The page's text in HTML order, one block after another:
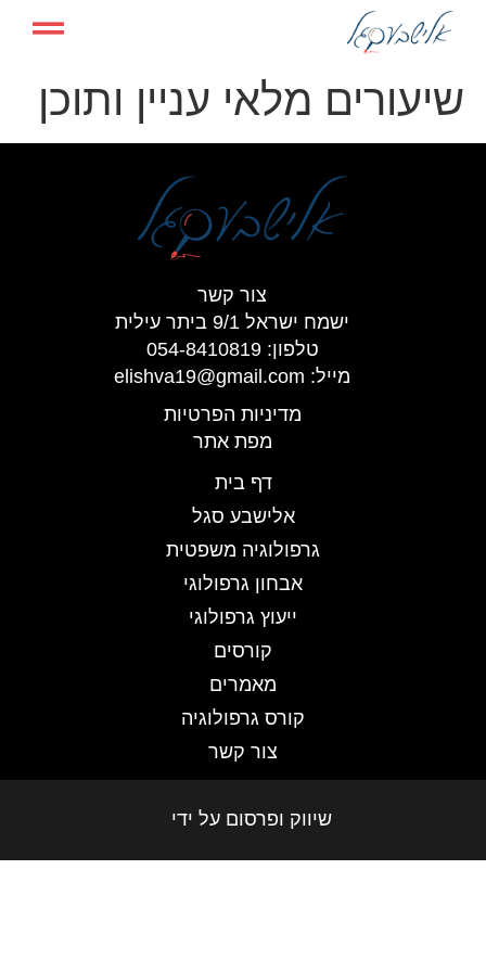
שיעורים מלאי עניין ותוכן
צור קשר
ישמח ישראל 9/1 ביתר עילית
טלפון: 054-8410819
מייל: elishva19@gmail.com
מדיניות הפרטיות
מפת אתר
דף בית
אלישבע סגל
גרפולוגיה משפטית
אבחון גרפולוגי
ייעוץ גרפולוגי
קורסים
מאמרים
קורס גרפולוגיה
צור קשר
שיווק ופרסום על ידי